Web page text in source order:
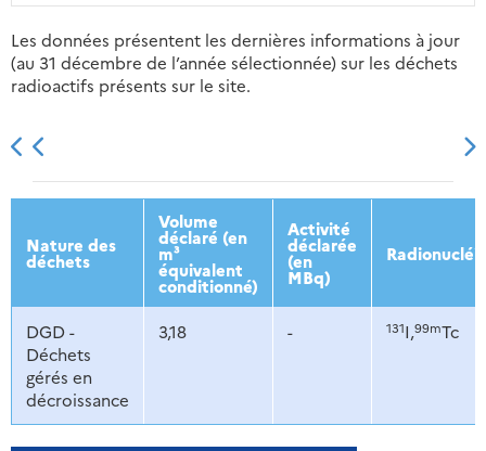
Les données présentent les dernières informations à jour
(au 31 décembre de l’année sélectionnée) sur les déchets
radioactifs présents sur le site.
2013 2014 2015 2016
Nature des
déchets
Volume
déclaré (en
m³
équivalent
conditionné)
Activité
déclarée
(en
MBq)
DGD -
Déchets
gérés en
décroissance
3,18 - 131I,99mTc